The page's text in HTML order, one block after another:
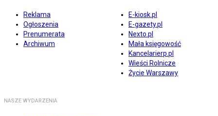
Reklama
Ogłoszenia
Prenumerata
Archiwum
E-kiosk.pl
E-gazety.pl
Nexto.pl
Mała księgowość
Kancelarierp.pl
Wieści Rolnicze
Życie Warszawy
NASZE WYDARZENIA